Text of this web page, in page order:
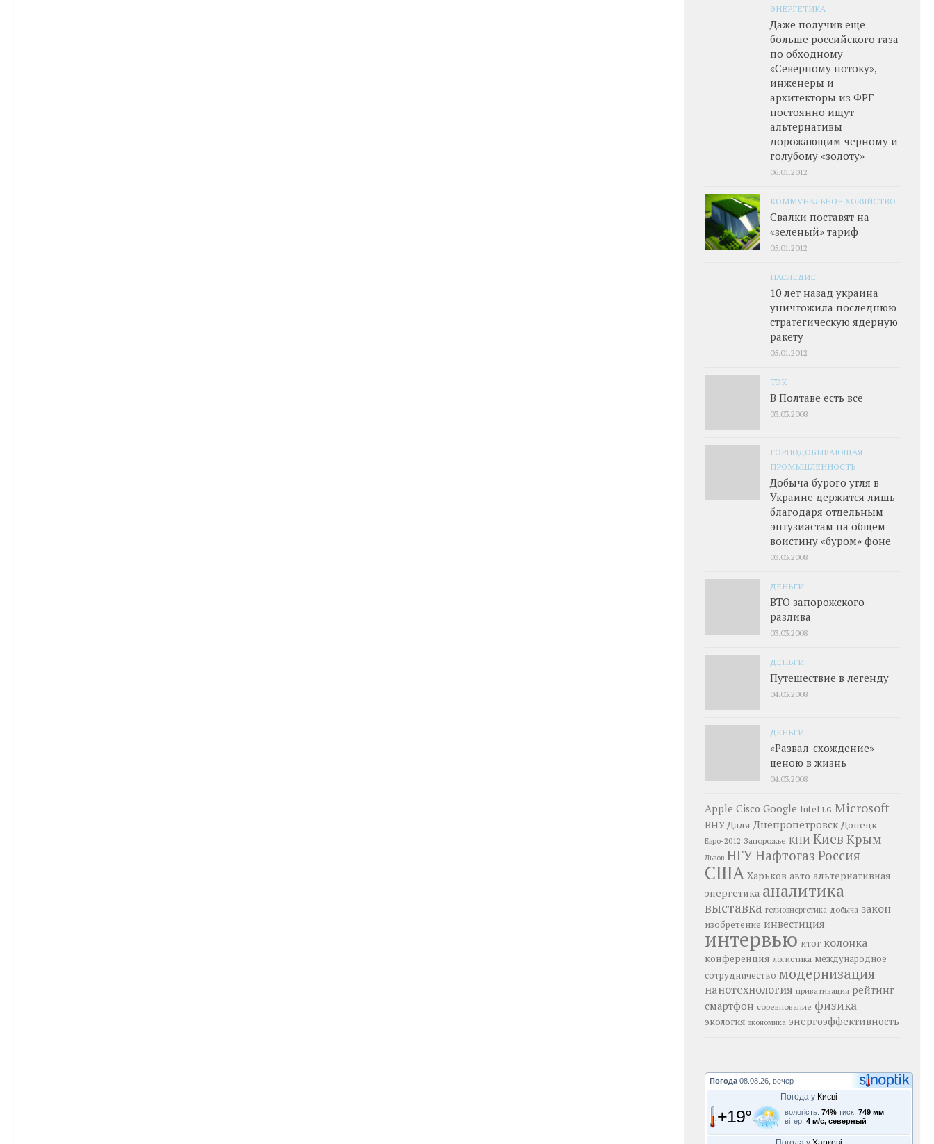
ЭНЕРГЕТИКА
Даже получив еще
больше российского газа
по обходному
«Северному потоку»,
инженеры и
архитекторы из ФРГ
постоянно ищут
альтернативы
дорожающим черному и
голубому «золоту»
06.01.2012
КОММУНАЛЬНОЕ ХОЗЯЙСТВО
Свалки поставят на
«зеленый» тариф
05.01.2012
НАСЛЕДИЕ
10 лет назад украина
уничтожила последнюю
стратегическую ядерную
ракету
05.01.2012
ТЭК
В Полтаве есть все
03.03.2008
ГОРНОДОБЫВАЮЩАЯ
ПРОМЫШЛЕННОСТЬ
Добыча бурого угля в
Украине держится лишь
благодаря отдельным
энтузиастам на общем
воистину «буром» фоне
03.03.2008
ДЕНЬГИ
ВТО запорожского
разлива
03.03.2008
ДЕНЬГИ
Путешествие в легенду
04.03.2008
ДЕНЬГИ
«Развал-схождение»
ценою в жизнь
04.03.2008
Apple Cisco Google Intel LG Microsoft
ВНУ Даля Днепропетровск Донецк
Евро-2012 Запорожье КПИ Киев Крым
Львов НГУНафтогаз Россия
США Харьков авто альтернативная
энергетика аналитика
выставка гелиоэнергетика добыча закон
изобретение инвестиция
интервью итог колонка
конференция логистика международное
сотрудничество модернизация
нанотехнология приватизация рейтинг
смартфон соревнование физика
экология экономика энергоэффективность
Погода 08.08.26, вечер
Погода у Києві
+19° вологість: 74% тиск: 749 мм
вітер: 4 м/с, северный